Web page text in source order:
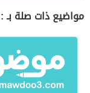
مواضيع ذات صلة بـ